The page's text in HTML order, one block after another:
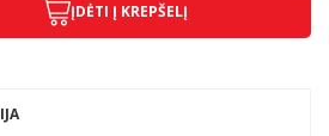
ĮDĖTI Į KREPŠELĮ